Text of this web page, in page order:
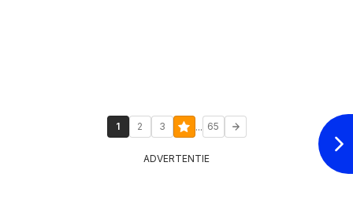
1 2 3 ... 65
ADVERTENTIE